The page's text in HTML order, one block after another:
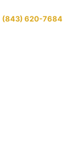
(843) 620-7684